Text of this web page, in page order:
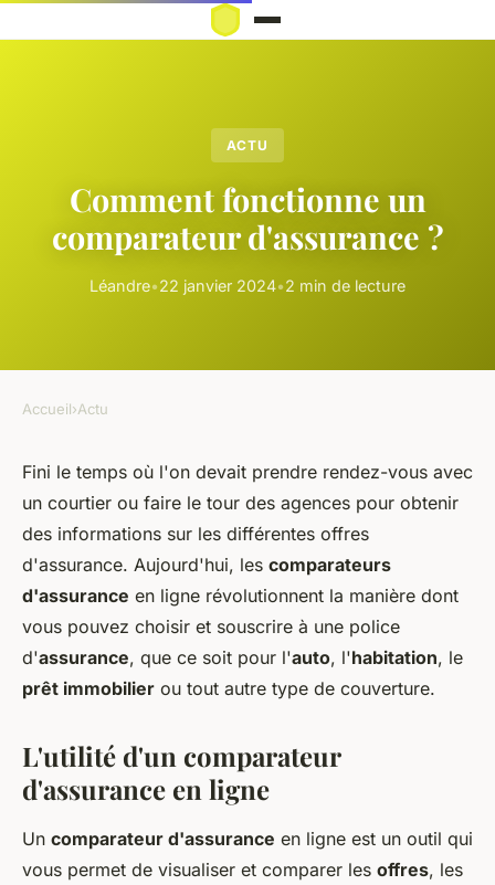
ACTU
Comment fonctionne un
comparateur d'assurance ?
Léandre•22 janvier 2024•2 min de lecture
Accueil›Actu
Fini le temps où l'on devait prendre rendez-vous avec
un courtier ou faire le tour des agences pour obtenir
des informations sur les différentes offres
d'assurance. Aujourd'hui, les comparateurs
d'assurance en ligne révolutionnent la manière dont
vous pouvez choisir et souscrire à une police
d'assurance, que ce soit pour l'auto, l'habitation, le
prêt immobilier ou tout autre type de couverture.
L'utilité d'un comparateur
d'assurance en ligne
Un comparateur d'assurance en ligne est un outil qui
vous permet de visualiser et comparer les offres, les